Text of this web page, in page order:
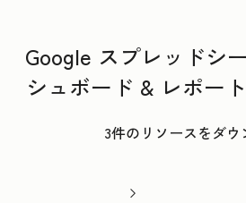
Google スプレッドシ
シュボード & レポー
3件のリソースをダウ